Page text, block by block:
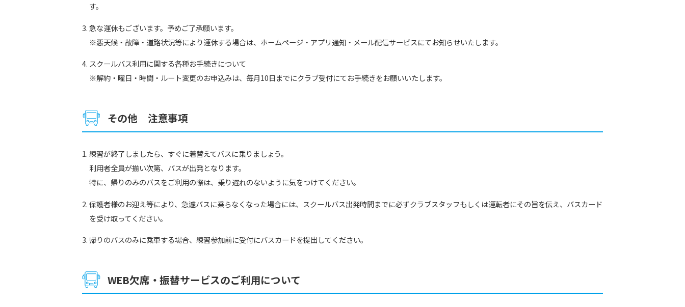
す。
急な運休もございます。予めご了承願います。
※悪天候・故障・道路状況等により運休する場合は、ホームページ・アプリ通知・メール配信サービスにてお知らせいたします。
スクールバス利用に関する各種お手続きについて
※解約・曜日・時間・ルート変更のお申込みは、毎月10日までにクラブ受付にてお手続きをお願いいたします。
その他 注意事項
練習が終了しましたら、すぐに着替えてバスに乗りましょう。
利用者全員が揃い次第、バスが出発となります。
特に、帰りのみのバスをご利用の際は、乗り遅れのないように気をつけてください。
保護者様のお迎え等により、急遽バスに乗らなくなった場合には、スクールバス出発時間までに必ずクラブスタッフもしくは運転者にその旨を伝え、バスカード
を受け取ってください。
帰りのバスのみに乗車する場合、練習参加前に受付にバスカードを提出してください。
WEB欠席・振替サービスのご利用について